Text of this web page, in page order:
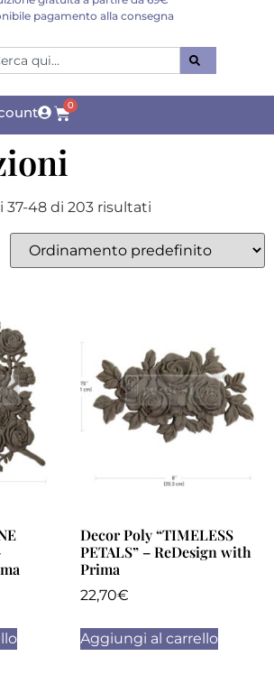
pagamento alla consegna
0
37-48 di 203 risultati
Decor Poly “TIMELESS
PETALS” – ReDesign with
Prima
22,70€
Aggiungi al carrello